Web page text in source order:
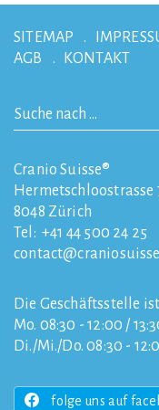
SITEMAP
AGB
KONTAKT
Cranio Suisse®
Hermetschloostrasse
8048 Zürich
Tel: +41 44 500 24 25
contact
Die Geschäftsstelle
Mo. 08:30 - 12:00 /
Di./Mi./Do. 08:30 -
folge uns auf